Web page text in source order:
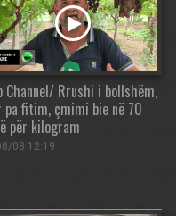
Channel/ Rrushi i bollshëm,
pa fitim, çmimi bie në 70
për kilogram
08 12:19